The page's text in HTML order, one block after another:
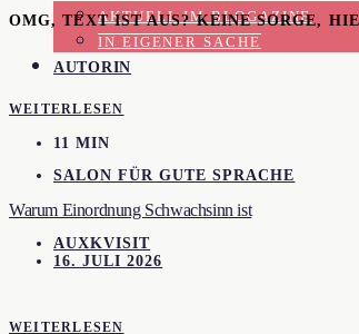
AKTUELL IM BLOGAZINE
IN EIGENER SACHE
AUTORIN
OMG, TEXT IST AUS? KEINE SORGE,
WEITERLESEN
11 MIN
SALON FÜR GUTE SPRACHE
Warum Einordnung Schwachsinn ist
AUXKVISIT
16. JULI 2026
WEITERLESEN